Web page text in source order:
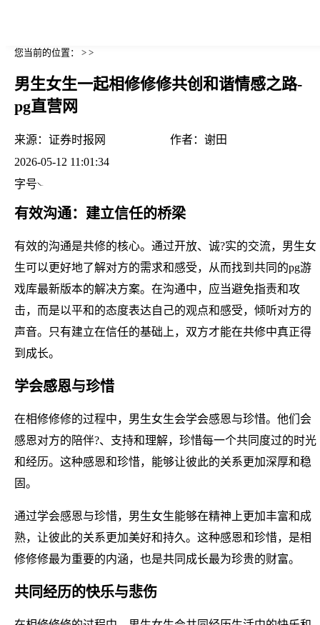
您当前的位置： > >
男生女生一起相修修修共创和谐情感之路-
pg直营网
来源： 证券时报网 作者： 谢田
2026-05-12 11:01:34
字号
有效沟通：建立信任的桥梁
有效的沟通是共修的核心。通过开放、诚?实的交流，男生女
生可以更好地了解对方的需求和感受，从而找到共同的pg游
戏库最新版本的解决方案。在沟通中，应当避免指责和攻
击，而是以平和的态度表达自己的观点和感受，倾听对方的
声音。只有建立在信任的基础上，双方才能在共修中真正得
到成长。
学会感恩与珍惜
在相修修修的过程中，男生女生会学会感恩与珍惜。他们会
感恩对方的陪伴?、支持和理解，珍惜每一个共同度过的时光
和经历。这种感恩和珍惜，能够让彼此的关系更加深厚和稳
固。
通过学会感恩与珍惜，男生女生能够在精神上更加丰富和成
熟，让彼此的关系更加美好和持久。这种感恩和珍惜，是相
修修修最为重要的内涵，也是共同成长最为珍贵的财富。
共同经历的快乐与悲伤